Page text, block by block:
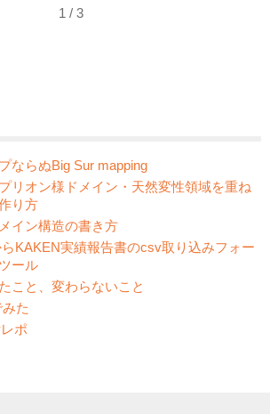
1 / 3
ならぬBig Sur mapping
リオン様ドメイン・天然変性領域を重ね
り方
イン構造の書き方
KAKEN実績報告書のcsv取り込みフォー
ール
こと、変わらないこと
た
ポ